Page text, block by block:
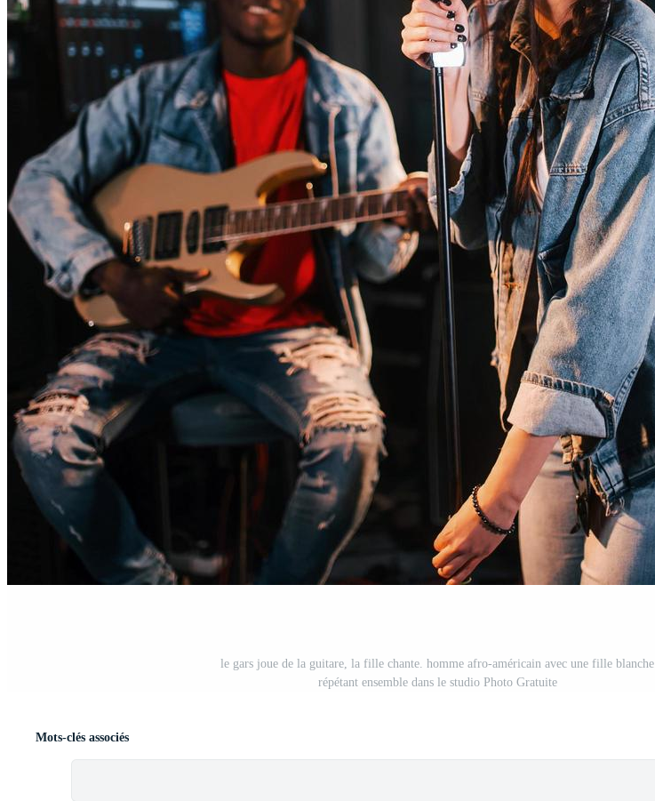
le gars joue de la guitare, la fille chante. homme afro-américain avec une fille blanche
répétant ensemble dans le studio Photo Gratuite
Mots-clés associés